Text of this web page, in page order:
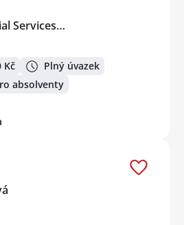
Services…
Kč
Plný úvazek
absolventy